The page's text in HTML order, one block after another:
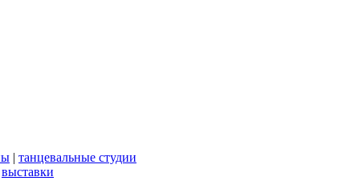
| танцевальные студии
выставки